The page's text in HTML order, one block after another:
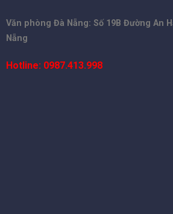
Văn phòng Đà Nẵng: Số 19B Đường An
Nẵng
Hotline: 0987.413.998